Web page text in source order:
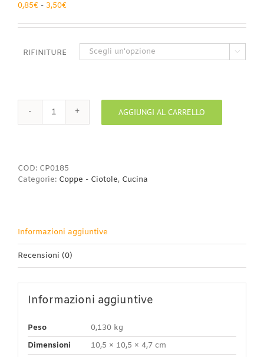
0,85€ - 3,50€
prezzo:
RIFINITURE 
Ciotola
AGGIUNGI AL CARRELLO
COD: CP0185
Categorie: Coppe - Ciotole, Cucina
Informazioni aggiuntive
Recensioni (0)
Informazioni aggiuntive
Peso
0,130 kg
Dimensioni
10,5 × 10,5 × 4,7 cm